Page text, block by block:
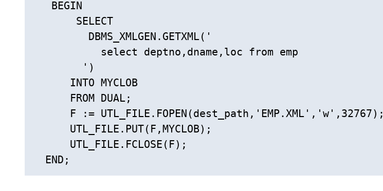
   BEGIN
       SELECT
         DBMS_XMLGEN.GETXML('
           select deptno,dname,loc from emp
        ')
      INTO MYCLOB
      FROM DUAL;
      F := UTL_FILE.FOPEN(dest_path,'EMP.XML','w',32767);
      UTL_FILE.PUT(F,MYCLOB);
      UTL_FILE.FCLOSE(F);
  END;